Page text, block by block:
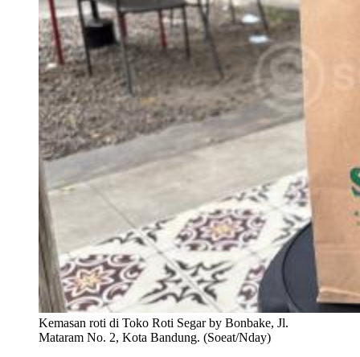
Kemasan roti di Toko Roti Segar by Bonbake, Jl.
Mataram No. 2, Kota Bandung. (Soeat/Nday)